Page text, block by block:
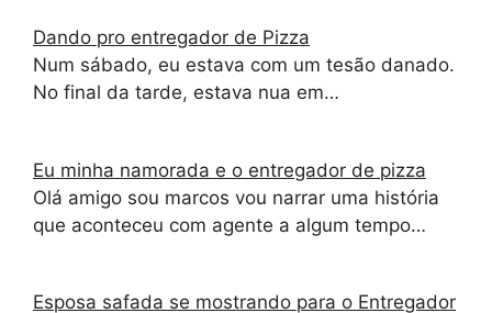
Dando pro entregador de Pizza
Num sábado, eu estava com um tesão danado.
No final da tarde, estava nua em…
Eu minha namorada e o entregador de pizza
Olá amigo sou marcos vou narrar uma história
que aconteceu com agente a algum tempo…
Esposa safada se mostrando para o Entregador